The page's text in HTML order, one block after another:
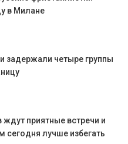
в Милане
задержали четыре группы
приятные встречи и
лучше избегать